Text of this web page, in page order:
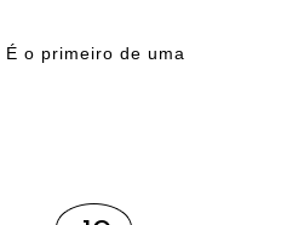
o primeiro de uma